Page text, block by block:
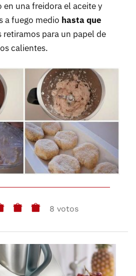
en una freidora el aceite y
a fuego medio hasta que
retiramos para un papel de
calientes.
8 votos